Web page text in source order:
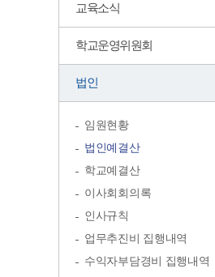
교육소식
학교운영위원회
법인
임원현황
법인예결산
학교예결산
이사회회의록
인사규칙
업무추진비 집행내역
수익자부담경비 집행내역